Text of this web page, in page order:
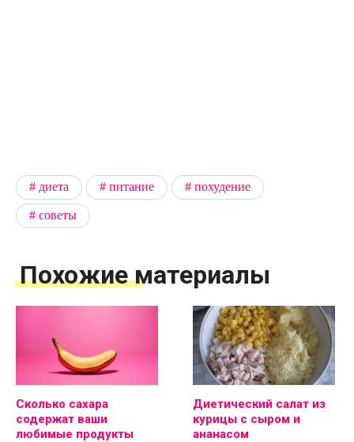
диета питание
похудение
советы
Похожие материалы
Сколько сахара
содержат ваши
любимые продукты
Диетический салат из
курицы с сыром и
ананасом